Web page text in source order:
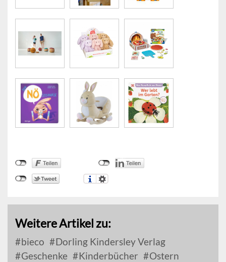
Weitere Artikel zu:
bieco
Dorling Kindersley Verlag
Geschenke
Kinderbücher
Ostern